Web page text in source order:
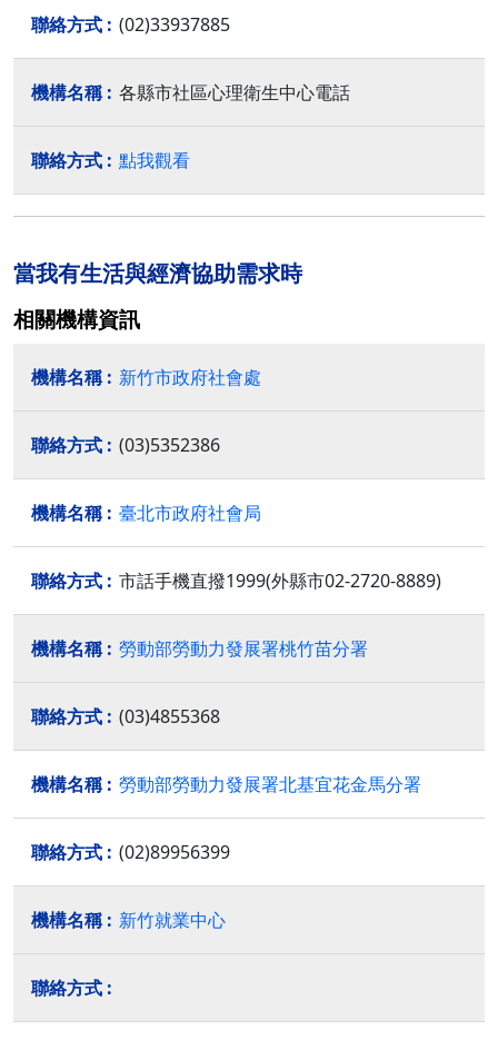
(02)33937885
各縣市社區心理衛生中心電話
點我觀看
當我有生活與經濟協助需求時
相關機構資訊
新竹市政府社會處
(03)5352386
臺北市政府社會局
市話手機直撥1999(外縣市02-2720-8889)
勞動部勞動力發展署桃竹苗分署
(03)4855368
勞動部勞動力發展署北基宜花金馬分署
(02)89956399
新竹就業中心